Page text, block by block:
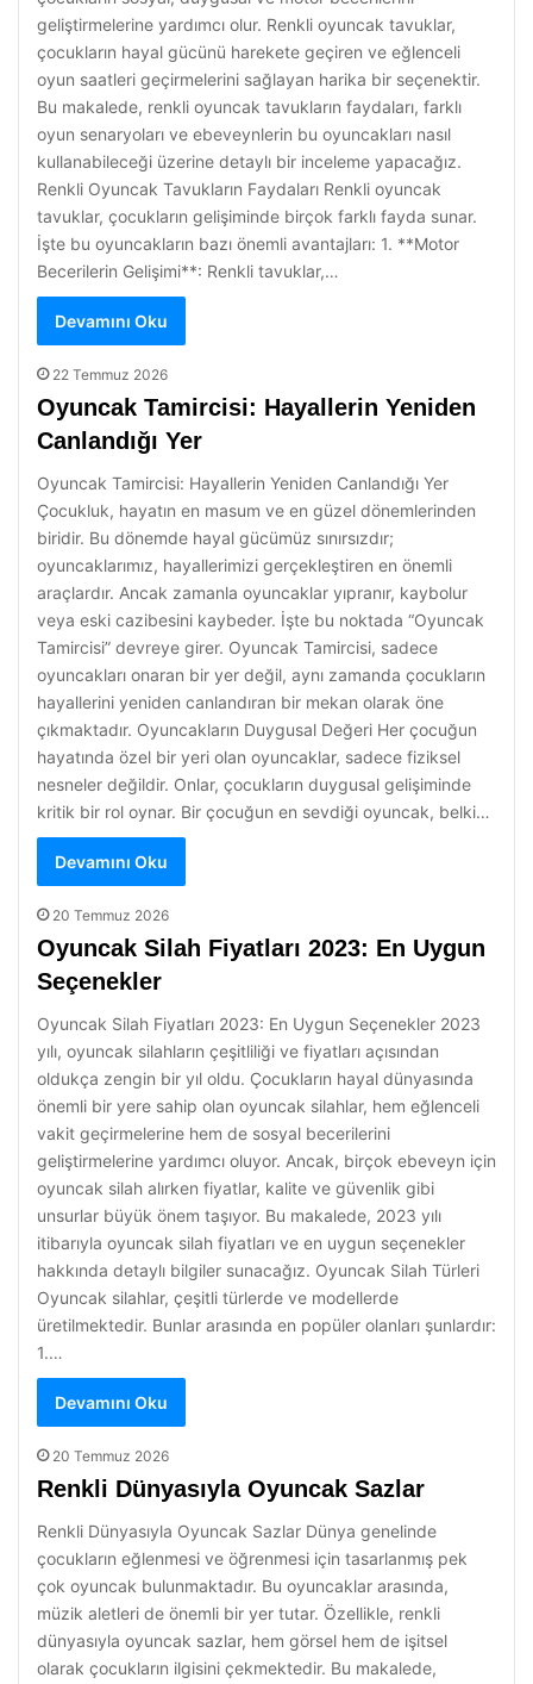
geliştirmelerine yardımcı olur. Renkli oyuncak tavuklar,
çocukların hayal gücünü harekete geçiren ve eğlenceli
oyun saatleri geçirmelerini sağlayan harika bir seçenektir.
Bu makalede, renkli oyuncak tavukların faydaları, farklı
oyun senaryoları ve ebeveynlerin bu oyuncakları nasıl
kullanabileceği üzerine detaylı bir inceleme yapacağız.
Renkli Oyuncak Tavukların Faydaları Renkli oyuncak
tavuklar, çocukların gelişiminde birçok farklı fayda sunar.
İşte bu oyuncakların bazı önemli avantajları: 1. **Motor
Becerilerin Gelişimi**: Renkli tavuklar,…
Devamını Oku
22 Temmuz 2026
Oyuncak Tamircisi: Hayallerin Yeniden
Canlandığı Yer
Oyuncak Tamircisi: Hayallerin Yeniden Canlandığı Yer
Çocukluk, hayatın en masum ve en güzel dönemlerinden
biridir. Bu dönemde hayal gücümüz sınırsızdır;
oyuncaklarımız, hayallerimizi gerçekleştiren en önemli
araçlardır. Ancak zamanla oyuncaklar yıpranır, kaybolur
veya eski cazibesini kaybeder. İşte bu noktada “Oyuncak
Tamircisi” devreye girer. Oyuncak Tamircisi, sadece
oyuncakları onaran bir yer değil, aynı zamanda çocukların
hayallerini yeniden canlandıran bir mekan olarak öne
çıkmaktadır. Oyuncakların Duygusal Değeri Her çocuğun
hayatında özel bir yeri olan oyuncaklar, sadece fiziksel
nesneler değildir. Onlar, çocukların duygusal gelişiminde
kritik bir rol oynar. Bir çocuğun en sevdiği oyuncak, belki…
Devamını Oku
20 Temmuz 2026
Oyuncak Silah Fiyatları 2023: En Uygun
Seçenekler
Oyuncak Silah Fiyatları 2023: En Uygun Seçenekler 2023
yılı, oyuncak silahların çeşitliliği ve fiyatları açısından
oldukça zengin bir yıl oldu. Çocukların hayal dünyasında
önemli bir yere sahip olan oyuncak silahlar, hem eğlenceli
vakit geçirmelerine hem de sosyal becerilerini
geliştirmelerine yardımcı oluyor. Ancak, birçok ebeveyn için
oyuncak silah alırken fiyatlar, kalite ve güvenlik gibi
unsurlar büyük önem taşıyor. Bu makalede, 2023 yılı
itibarıyla oyuncak silah fiyatları ve en uygun seçenekler
hakkında detaylı bilgiler sunacağız. Oyuncak Silah Türleri
Oyuncak silahlar, çeşitli türlerde ve modellerde
üretilmektedir. Bunlar arasında en popüler olanları şunlardır:
1.…
Devamını Oku
20 Temmuz 2026
Renkli Dünyasıyla Oyuncak Sazlar
Renkli Dünyasıyla Oyuncak Sazlar Dünya genelinde
çocukların eğlenmesi ve öğrenmesi için tasarlanmış pek
çok oyuncak bulunmaktadır. Bu oyuncaklar arasında,
müzik aletleri de önemli bir yer tutar. Özellikle, renkli
dünyasıyla oyuncak sazlar, hem görsel hem de işitsel
olarak çocukların ilgisini çekmektedir. Bu makalede,